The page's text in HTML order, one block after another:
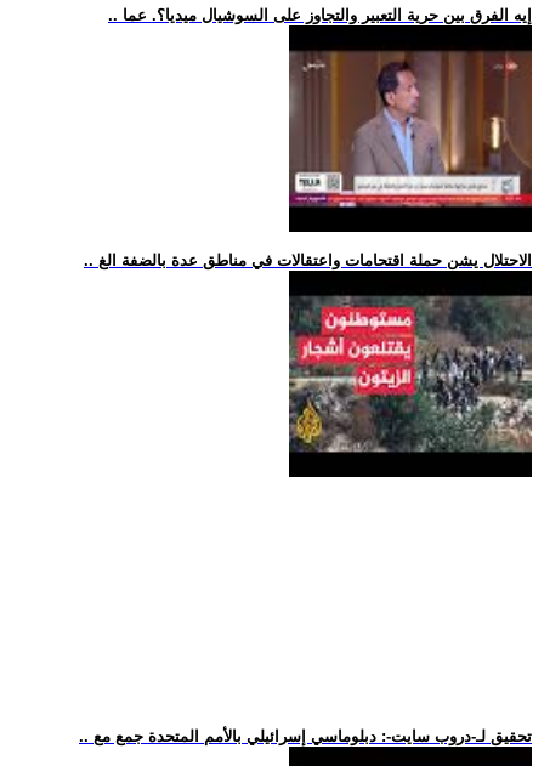
.. إيه الفرق بين حرية التعبير والتجاوز على السوشيال ميديا؟. عما
.. الاحتلال يشن حملة اقتحامات واعتقالات في مناطق عدة بالضفة الغ
.. تحقيق لـ-دروب سايت-: دبلوماسي إسرائيلي بالأمم المتحدة جمع مع